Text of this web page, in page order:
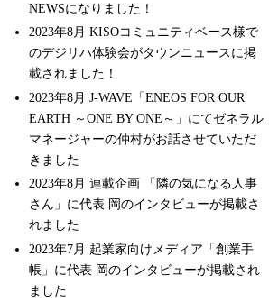
NEWSになりました！
2023年8月 KISOコミュニティベース様で
のデジリハ体験会がタウンニュースに掲
載されました！
2023年8月 J-WAVE「ENEOS FOR OUR
EARTH ～ONE BY ONE～」にてゼネラル
マネージャーの仲村がお話させていただ
きました
2023年8月 連載企画 「隣の気になる人事
さん」に代表 岡のインタビューが掲載さ
れました
2023年7月 起業家向けメディア「創業手
帳」に代表 岡のインタビューが掲載され
ました